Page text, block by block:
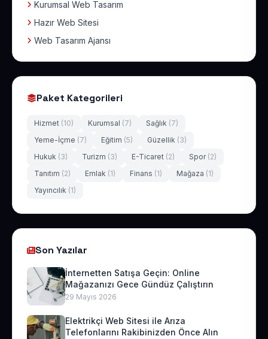
Kurumsal Web Tasarım
Hazır Web Sitesi
Web Tasarım Ajansı
Paket Kategorileri
Hizmet (10) Kurumsal (7) Sağlık (7)
Yeme-İçme (7) Eğitim (5) Güzellik (3)
Hukuk (3) Turizm (3) E-Ticaret (2) Spor (2)
Tanıtım (2) Emlak (1) Finans (1) Mağaza (1)
Yayıncılık (1)
Son Yazılar
İnternetten Satışa Geçin: Online
Mağazanızı Gece Gündüz Çalıştırın
29 Mayıs 2026
Elektrikçi Web Sitesi ile Arıza
Telefonlarını Rakibinizden Önce Alın